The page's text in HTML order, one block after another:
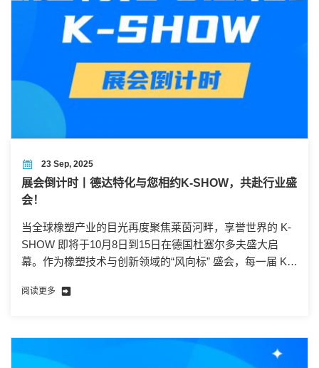
23 Sep, 2025
展会倒计时丨德达特化与您相约K-SHOW，共赴行业盛
会！
当全球橡塑产业的目光再度聚焦莱茵河畔，享誉世界的 K-
SHOW 即将于10月8日到15日在德国杜塞尔多夫盛大启
幕。作为橡塑技术与创新领域的“风向标” 盛会，每一届 K-
全球合作的契机。
阅读更多